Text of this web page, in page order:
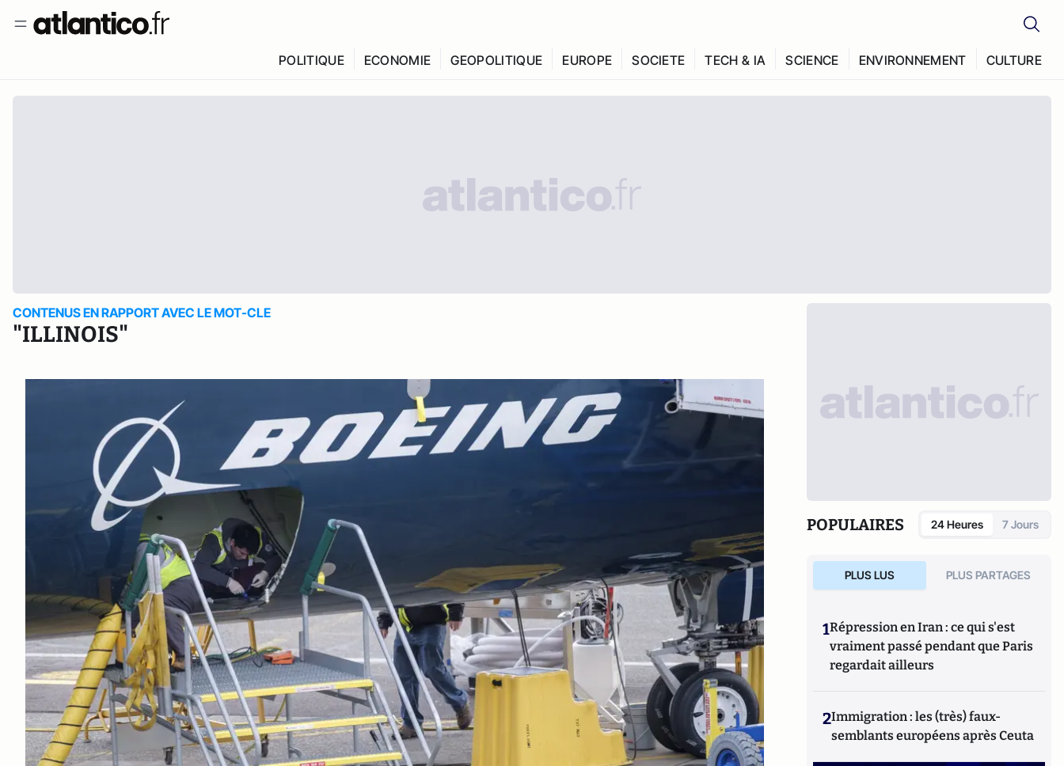
POLITIQUE ECONOMIE GEOPOLITIQUE EUROPE SOCIETE TECH & IA SCIENCE ENVIRONNEMENT CULTURE
CONTENUS EN RAPPORT AVEC LE MOT-CLE
"ILLINOIS"
POPULAIRES 24 Heures 7 Jours
PLUS LUS PLUS PARTAGES
1Répression en Iran : ce qui s'est
vraiment passé pendant que Paris
regardait ailleurs
2Immigration : les (très) faux-
semblants européens après Ceuta